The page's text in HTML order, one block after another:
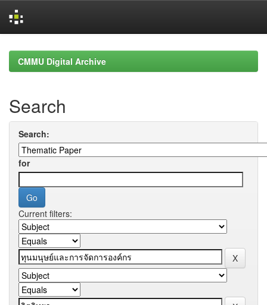
navigationCMMU Digital Archive
Search
Search:
for
Current filters: